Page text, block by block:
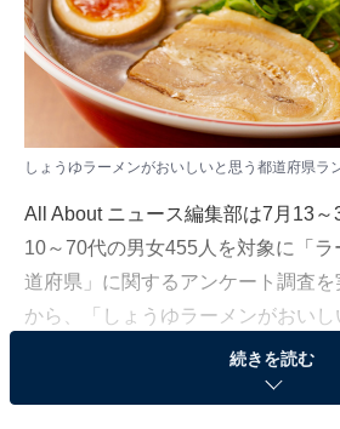
しょうゆラーメンがおいしいと思う都道府県ラ
All About ニュース編集部は7月13
10～70代の男女455人を対象に「
道府県」に関するアンケート調査
から、「しょうゆラーメンがおいし
ランキングの結果を紹介します。
続きを読む